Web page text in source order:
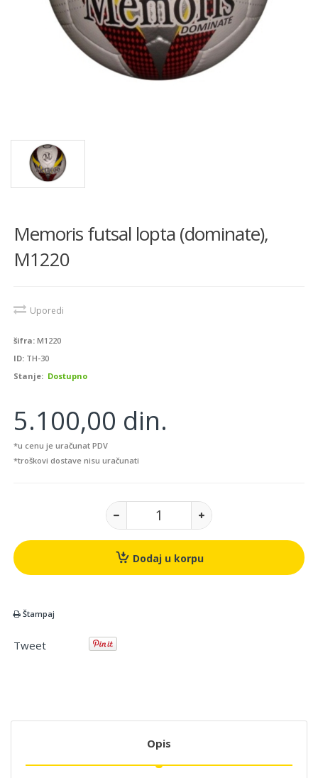
Memoris futsal lopta (dominate),
M1220
Uporedi
šifra: M1220
ID: TH-30
Stanje: Dostupno
5.100,00 din.
*u cenu je uračunat PDV
*troškovi dostave nisu uračunati
Dodaj u korpu
Štampaj
Tweet
Opis